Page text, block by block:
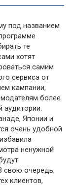
под названием
те
хотят
самим
сервиса от
кампании,
более
аудитории.
Японии и
очень удобной
ненужной
свою очередь,
клиентов,